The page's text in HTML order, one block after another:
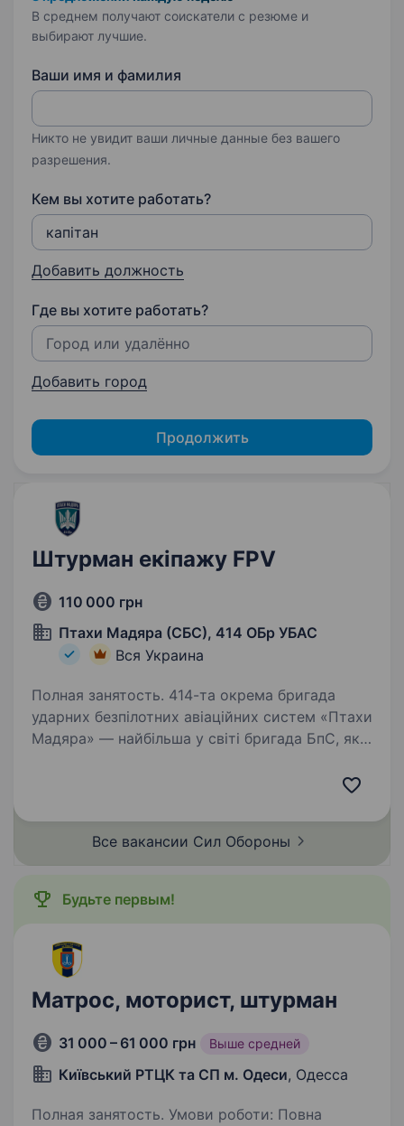
В среднем получают соискатели с резюме и
выбирают лучшие.
Ваши имя и фамилия
Никто не увидит ваши личные данные без вашего
разрешения.
Кем вы хотите работать?
Добавить должность
Где вы хотите работать?
Добавить город
Продолжить
Штурман екіпажу FPV
110 000 грн
Птахи Мадяра (СБС), 414 ОБр УБАС
Вся Украина
Полная занятость. 414-та окрема бригада
ударних безпілотних авіаційних систем «Птахи
Мадяра» — найбільша у світі бригада БпС, яка
Все вакансии Сил Обороны
Будьте первым!
Матрос, моторист, штурман
31 000 – 61 000 грн Выше средней
Київський РТЦК та СП м. Одеси, Одесса
Полная занятость. Умови роботи: Повна